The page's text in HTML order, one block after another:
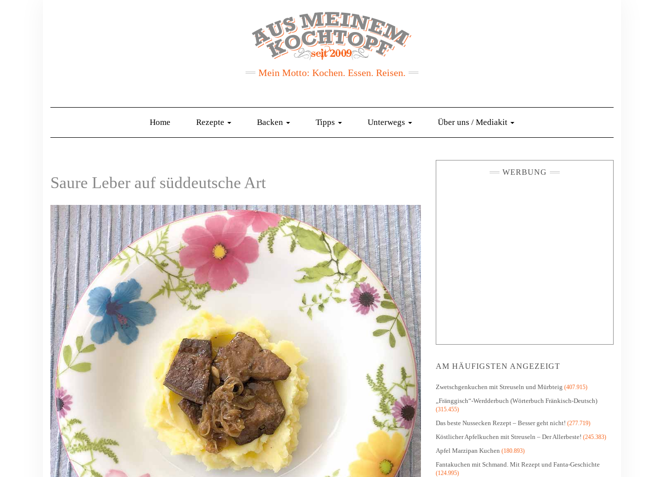
Mein Motto: Kochen. Essen. Reisen.
Home Rezepte Backen Tipps Unterwegs Über uns / Mediakit
Saure Leber auf süddeutsche Art
WERBUNG
AM HÄUFIGSTEN ANGEZEIGT
Zwetschgenkuchen mit Streuseln und Mürbteig (407.915)
„Fränggisch“-Werdderbuch (Wörterbuch Fränkisch-Deutsch)
(315.455)
Das beste Nussecken Rezept – Besser geht nicht! (277.719)
Köstlicher Apfelkuchen mit Streuseln – Der Allerbeste! (245.383)
Apfel Marzipan Kuchen (180.893)
Fantakuchen mit Schmand. Mit Rezept und Fanta-Geschichte
(124.995)